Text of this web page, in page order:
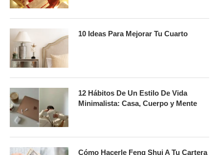
10 Ideas Para Mejorar Tu Cuarto
12 Hábitos De Un Estilo De Vida
Minimalista: Casa, Cuerpo y Mente
Cómo Hacerle Feng Shui A Tu Cartera